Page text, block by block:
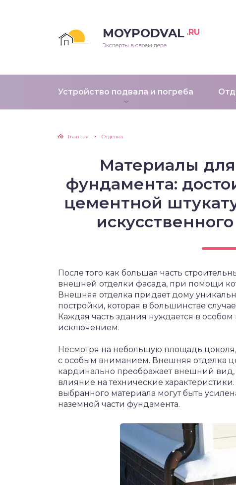
MOYPODVAL .RU
Эксперты в своем деле
Устройство подвала и погреба
Главная Отделка
Материалы
фундамента:
цементной
После того как большая часть
внешней отделки фасада, при помощи
Внешняя отделка придает дому
постройки, которая в большинстве
Каждая часть здания нуждается в
исключением.
Несмотря на небольшую площадь
с особым вниманием. Внешняя отделка
кардинально преображает внешний вид,
влияние на технические
выбранного материала могут быть
наземной части фундамента.